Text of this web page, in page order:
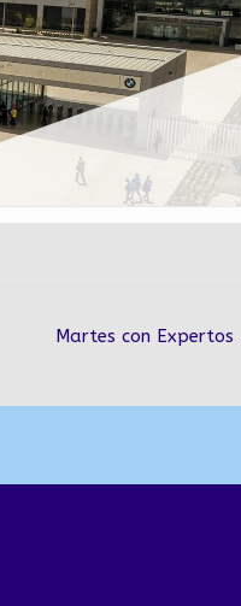
Martes con Expertos